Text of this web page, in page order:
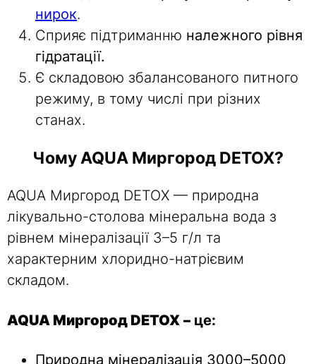
нирок.
Сприяє підтриманню належного рівня
гідратації.
Є складовою збалансованого питного
режиму, в тому числі при різних
станах.
Чому AQUA Миргород DETOX?
AQUA Миргород DETOX — природна
лікувально-столова мінеральна вода з
рівнем мінералізації 3–5 г/л та
характерним хлоридно-натрієвим
складом.
AQUA Миргород DETOX – це:
Природна мінералізація 3000–5000